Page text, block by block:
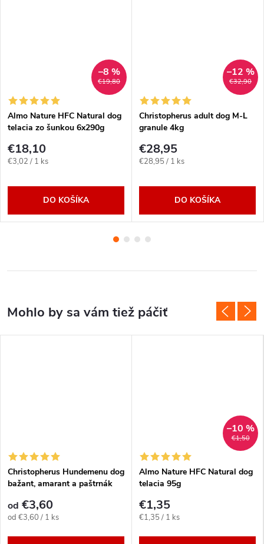
€19,80
–8 %
Almo Nature HFC Natural dog
telacia zo šunkou 6x290g
€18,10
Jednotková
€3,02 / 1 ks
DO KOŠÍKA
€32,90
–12 %
Christopherus adult dog M-L
granule 4kg
€28,95
Jednotková
€28,95 / 1 ks
DO KOŠÍKA
Christopherus Hundemenu dog
bažant, amarant a paštrnák
od €3,60
Jednotková
od €3,60 / 1 ks
€1,50
–10 %
Almo Nature HFC Natural dog
telacia 95g
€1,35
Jednotková
€1,35 / 1 ks